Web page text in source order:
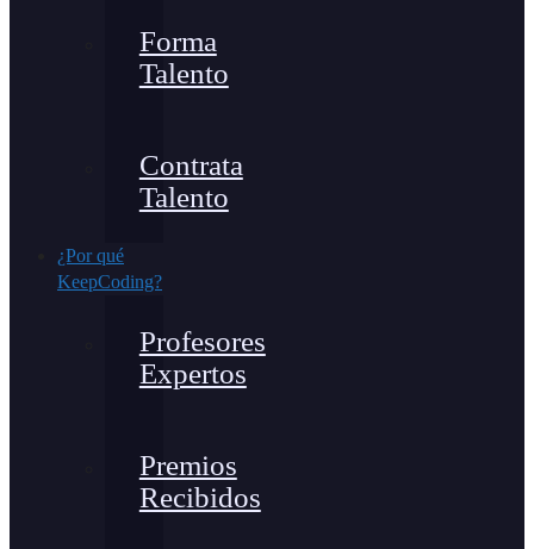
Forma
Talento
Contrata
Talento
¿Por qué
KeepCoding?
Profesores
Expertos
Premios
Recibidos